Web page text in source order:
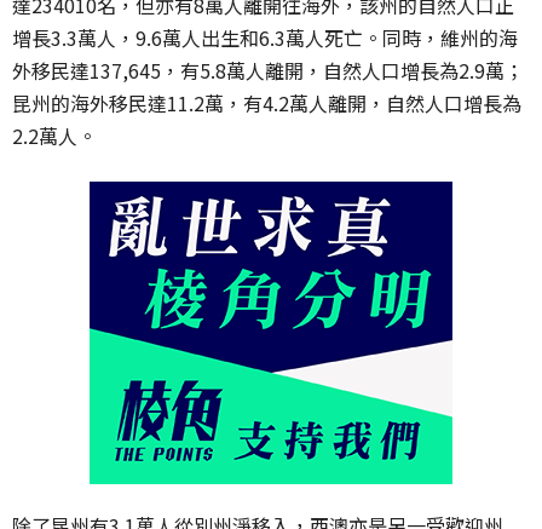
增長3.3萬人，9.6萬人出生和6.3萬人死亡。同時，維州的海
外移民達137,645，有5.8萬人離開，自然人口增長為2.9萬；
昆州的海外移民達11.2萬，有4.2萬人離開，自然人口增長為
2.2萬人。